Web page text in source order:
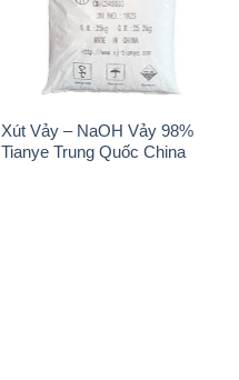
Xút Vảy – NaOH Vảy 98%
Tianye Trung Quốc China